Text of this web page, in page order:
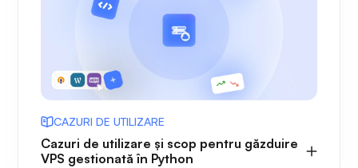
CAZURI DE UTILIZARE
Cazuri de utilizare și scop pentru găzduire
VPS gestionată în Python